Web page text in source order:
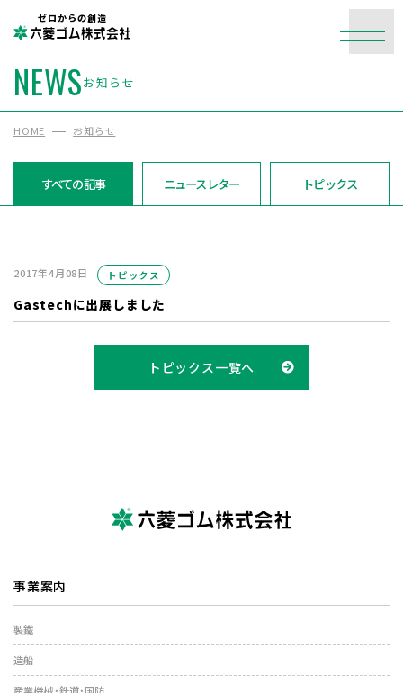
ゼロからの創造
NEWSお知らせ
HOME お知らせ
すべての記事 ニュースレター トピックス
2017年4月08日
Gastechに出展しました
トピックス
トピックス一覧へ
事業案内
製鐵
造船